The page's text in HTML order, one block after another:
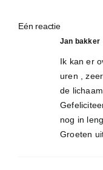
Eén reactie
Jan bakker
Ik kan er
uren ,
de
nog in
Groeten